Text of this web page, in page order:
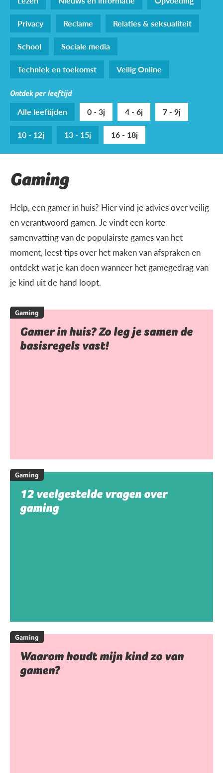
Privacy
Reclame
Relaties & seksualiteit
School
Sociale media
Techniek en toekomst
Veilig Online
Ontdek per leeftijd
Alle leeftijden 0 - 3j 4 - 6j
7 - 9j
10 - 12j
13 - 15j 16 - 18j
Gaming
Help, een gamer in huis? Hier vind je advies over veilig
en verantwoord gamen. Je vindt een korte
samenvatting van de populairste games van het
moment, leest tips over het maken van afspraken en
ontdekt wat je kan doen wanneer het gamegedrag van
je kind uit de hand loopt.
Gaming
Gamer in huis? Zo leg je samen de
basisregels vast!
Gaming
12 veelgestelde vragen over
gaming
Gaming
Waarom houdt mijn kind zo van
gamen?